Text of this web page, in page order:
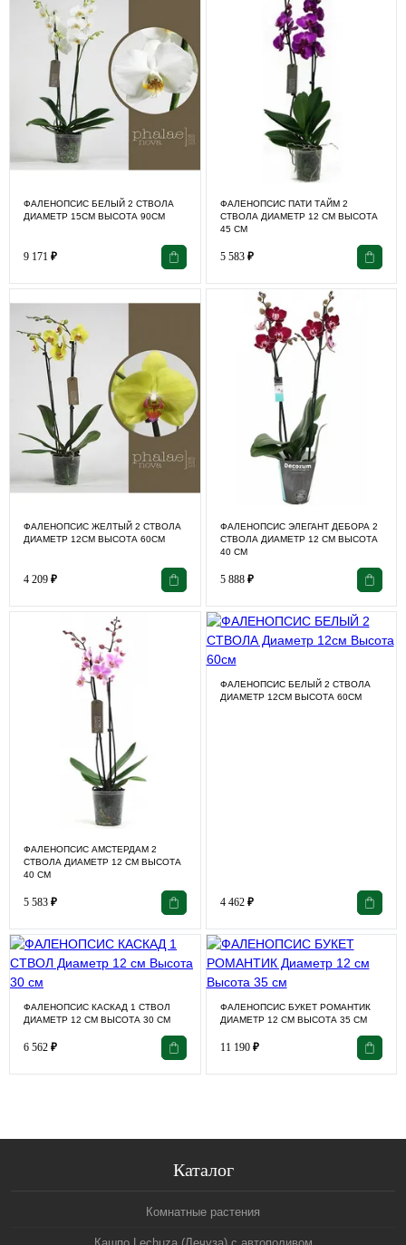
ФАЛЕНОПСИС БЕЛЫЙ 2 СТВОЛА
ДИАМЕТР 15СМ ВЫСОТА 90СМ
9 171 ₽
ФАЛЕНОПСИС ПАТИ ТАЙМ 2
СТВОЛА ДИАМЕТР 12 СМ ВЫСОТА
45 СМ
5 583 ₽
ФАЛЕНОПСИС ЖЕЛТЫЙ 2 СТВОЛА
ДИАМЕТР 12СМ ВЫСОТА 60СМ
4 209 ₽
ФАЛЕНОПСИС ЭЛЕГАНТ ДЕБОРА 2
СТВОЛА ДИАМЕТР 12 СМ ВЫСОТА
40 СМ
5 888 ₽
ФАЛЕНОПСИС АМСТЕРДАМ 2
СТВОЛА ДИАМЕТР 12 СМ ВЫСОТА
40 СМ
5 583 ₽
ФАЛЕНОПСИС БЕЛЫЙ 2 СТВОЛА
ДИАМЕТР 12СМ ВЫСОТА 60СМ
4 462 ₽
ФАЛЕНОПСИС КАСКАД 1 СТВОЛ
ДИАМЕТР 12 СМ ВЫСОТА 30 СМ
6 562 ₽
ФАЛЕНОПСИС БУКЕТ РОМАНТИК
ДИАМЕТР 12 СМ ВЫСОТА 35 СМ
11 190 ₽
Каталог
Комнатные растения